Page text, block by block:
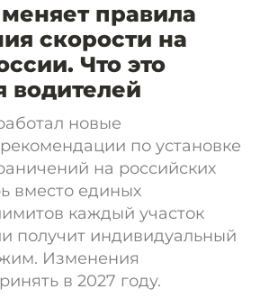
правила
скорости на
Что это
водителей
новые
по установке
на российских
вместо единых
каждый участок
получит индивидуальный
Изменения
в 2027 году.